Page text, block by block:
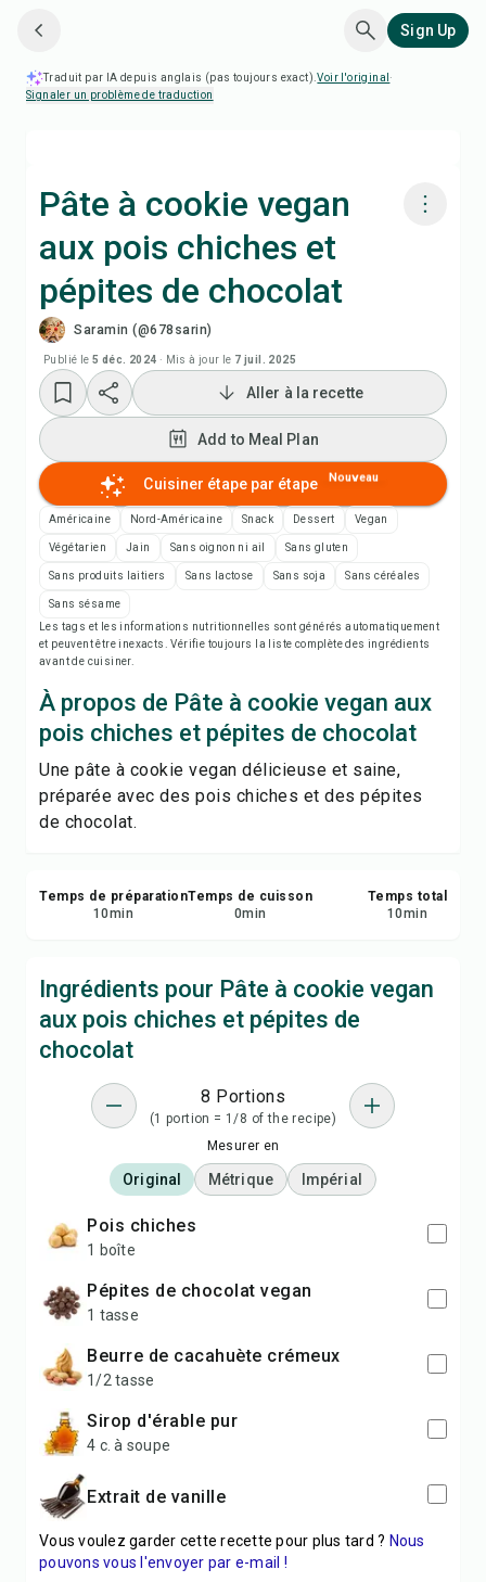
Sign Up
Traduit par IA depuis anglais (pas toujours exact).Voir l'original ·
Signaler un problème de traduction
Pâte à cookie vegan
aux pois chiches et
pépites de chocolat
Saramin (@678sarin)
Publié le 5 déc. 2024 · Mis à jour le 7 juil. 2025
Cuisiner avec Chefadora AI
Add to Shopping List
Notes de recette
Imprimer la recette
Enregistrer
Aller à la recette
Add to Meal Plan
Cuisiner étape par étape Nouveau
Américaine Nord-Américaine Snack Dessert Vegan
Végétarien Jain Sans oignon ni ail Sans gluten
Sans produits laitiers Sans lactose Sans soja Sans céréales
Sans sésame
Les tags et les informations nutritionnelles sont générés automatiquement
et peuvent être inexacts. Vérifie toujours la liste complète des ingrédients
avant de cuisiner.
À propos de Pâte à cookie vegan aux
pois chiches et pépites de chocolat
Une pâte à cookie vegan délicieuse et saine,
préparée avec des pois chiches et des pépites
de chocolat.
Temps de préparation
10min
Temps de cuisson
0min
Temps total
10min
Ingrédients pour Pâte à cookie vegan
aux pois chiches et pépites de
chocolat
8 Portions
(1 portion = 1/8 of the recipe)
Mesurer en
Original Métrique Impérial
Pois chiches
1 boîte
Pépites de chocolat vegan
1 tasse
Beurre de cacahuète crémeux
1/2 tasse
Sirop d'érable pur
4 c. à soupe
Extrait de vanille
Vous voulez garder cette recette pour plus tard ? Nous
pouvons vous l'envoyer par e-mail !